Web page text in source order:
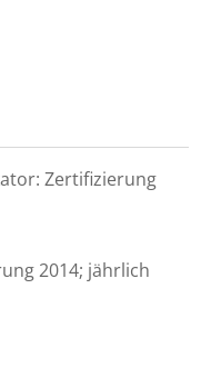
Zertifizierung
2014; jährlich